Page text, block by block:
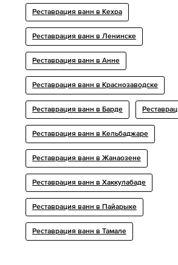
Реставрация ванн в Кехра
Реставрация ванн в Ленинске
Реставрация ванн в Анне
Реставрация ванн в Краснозаводске
Реставрация ванн в Барде
Реставрация ванн в Кельбаджаре
Реставрация ванн в Жанаозене
Реставрация ванн в Хаккулабаде
Реставрация ванн в Пайарыке
Реставрация ванн в Тамале